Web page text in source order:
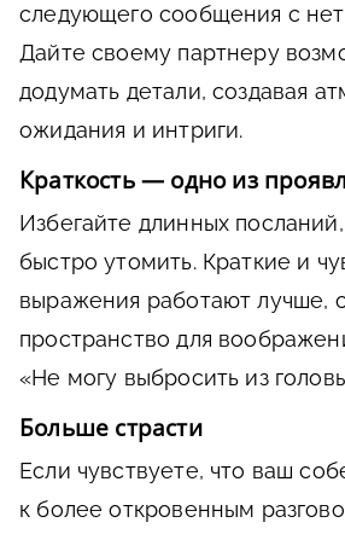
следующего сообщения с
Дайте своему партнеру
додумать детали, создавая
ожидания и интриги.
Краткость — одно из
Избегайте длинных
быстро утомить. Краткие и
выражения работают лучше,
пространство для
«Не могу выбросить из
Больше страсти
Если чувствуете, что ваш
к более откровенным